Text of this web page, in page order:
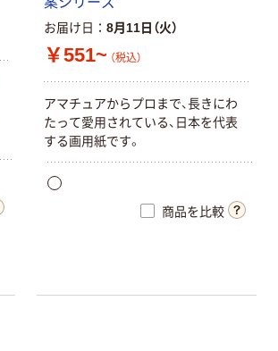
お届け日 8月11日（火）
￥551~ （税込）
アマチュアからプロまで、長きにわ
たって愛用されている、日本を代表
する画用紙です。
商品を比較